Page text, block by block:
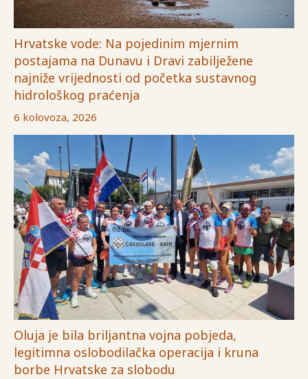
Hrvatske vode: Na pojedinim mjernim
postajama na Dunavu i Dravi zabilježene
najniže vrijednosti od početka sustavnog
hidrološkog praćenja
6 kolovoza, 2026
Oluja je bila briljantna vojna pobjeda,
legitimna oslobodilačka operacija i kruna
borbe Hrvatske za slobodu